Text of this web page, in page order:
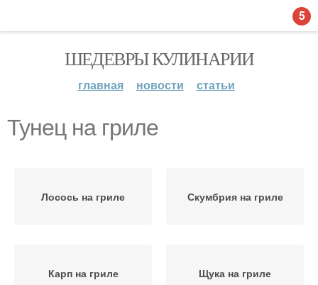
ШЕДЕВРЫ КУЛИНАРИИ
главная новости статьи
Тунец на гриле
Лосось на гриле Скумбрия на гриле
Карп на гриле Щука на гриле
5